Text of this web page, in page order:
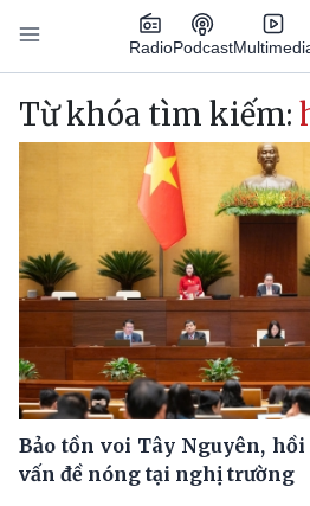
Nhảy đến nội dung
RadioPodcast
Main navigation
Từ khóa tìm kiếm:
Bảo tồn voi Tây Nguyên,
vấn đề nóng tại nghị trường